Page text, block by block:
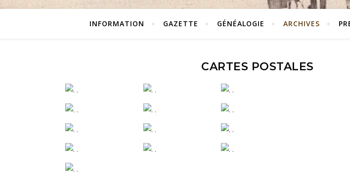
INFORMATION GAZETTE GÉNÉALOGIE ARCHIVES
CARTES POSTALES